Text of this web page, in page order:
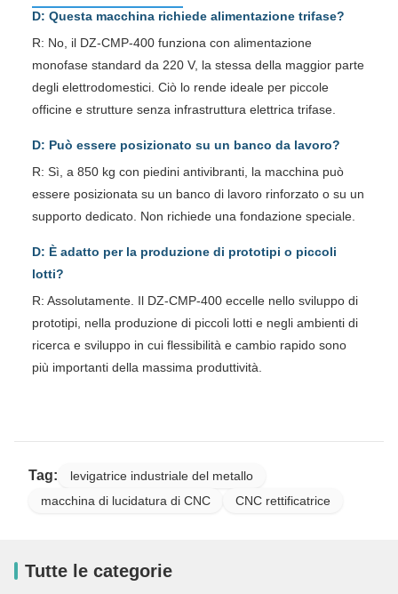
D: Questa macchina richiede alimentazione trifase?
R: No, il DZ-CMP-400 funziona con alimentazione
monofase standard da 220 V, la stessa della maggior parte
degli elettrodomestici. Ciò lo rende ideale per piccole
officine e strutture senza infrastruttura elettrica trifase.
D: Può essere posizionato su un banco da lavoro?
R: Sì, a 850 kg con piedini antivibranti, la macchina può
essere posizionata su un banco di lavoro rinforzato o su un
supporto dedicato. Non richiede una fondazione speciale.
D: È adatto per la produzione di prototipi o piccoli
lotti?
R: Assolutamente. Il DZ-CMP-400 eccelle nello sviluppo di
prototipi, nella produzione di piccoli lotti e negli ambienti di
ricerca e sviluppo in cui flessibilità e cambio rapido sono
più importanti della massima produttività.
Tag:
levigatrice industriale del metallo
macchina di lucidatura di CNC
CNC rettificatrice
Tutte le categorie